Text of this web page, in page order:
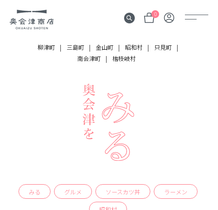
0
伝言板
体験
柳津町 三島町 金山町 昭和村
只見町
南会津町
檜枝岐村
みる グルメ ソースカツ丼
ラーメン